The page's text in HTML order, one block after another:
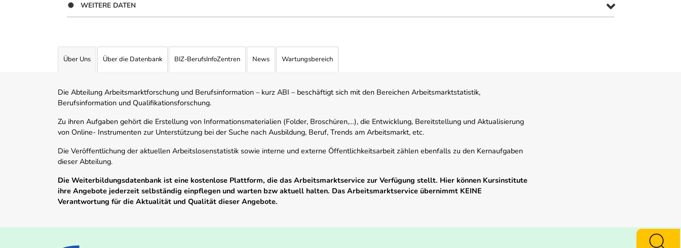
WEITERE DATEN
Über Uns Über die Datenbank BIZ-BerufsInfoZentren News Wartungsbereich
Die Abteilung Arbeitsmarktforschung und Berufsinformation – kurz ABI – beschäftigt sich mit den Bereichen Arbeitsmarktstatistik,
Berufsinformation und Qualifikationsforschung.
Zu ihren Aufgaben gehört die Erstellung von Informationsmaterialien (Folder, Broschüren,…), die Entwicklung, Bereitstellung und Aktualisierung
von Online- Instrumenten zur Unterstützung bei der Suche nach Ausbildung, Beruf, Trends am Arbeitsmarkt, etc.
Die Veröffentlichung der aktuellen Arbeitslosenstatistik sowie interne und externe Öffentlichkeitsarbeit zählen ebenfalls zu den Kernaufgaben
dieser Abteilung.
Die Weiterbildungsdatenbank ist eine kostenlose Plattform, die das Arbeitsmarktservice zur Verfügung stellt. Hier können Kursinstitute
ihre Angebote jederzeit selbständig einpflegen und warten bzw aktuell halten. Das Arbeitsmarktservice übernimmt KEINE
Verantwortung für die Aktualität und Qualität dieser Angebote.